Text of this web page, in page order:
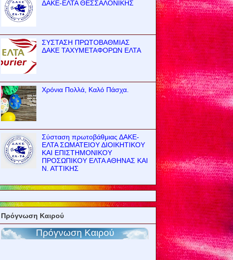
ΔΑΚΕ-ΕΛΤΑ ΘΕΣΣΑΛΟΝΙΚΗΣ
ΣΥΣΤΑΣΗ ΠΡΩΤΟΒΑΘΜΙΑΣ
ΔΑΚΕ ΤΑΧΥΜΕΤΑΦΟΡΩΝ ΕΛΤΑ
Χρόνια Πολλά, Καλό Πάσχα.
Σύσταση πρωτοβάθμιας ΔΑΚΕ-
ΕΛΤΑ ΣΩΜΑΤΕΙΟΥ ΔΙΟΙΚΗΤΙΚΟΥ
ΚΑΙ ΕΠΙΣΤΗΜΟΝΙΚΟΥ
ΠΡΟΣΩΠΙΚΟΥ ΕΛΤΑ ΑΘΗΝΑΣ ΚΑΙ
Ν. ΑΤΤΙΚΗΣ
Πρόγνωση Καιρού